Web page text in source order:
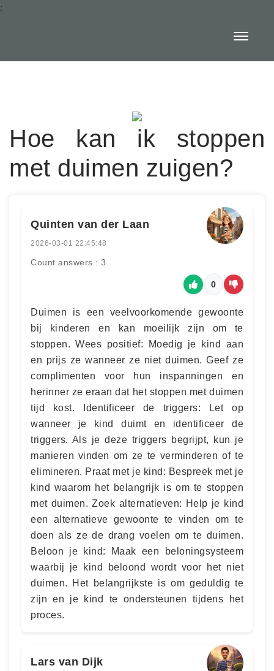
:
Hoe kan ik stoppen
met duimen zuigen?
Quinten van der Laan
2026-03-01 22:45:48
Count answers : 3
0
Duimen is een veelvoorkomende gewoonte
bij kinderen en kan moeilijk zijn om te
stoppen. Wees positief: Moedig je kind aan
en prijs ze wanneer ze niet duimen. Geef ze
complimenten voor hun inspanningen en
herinner ze eraan dat het stoppen met duimen
tijd kost. Identificeer de triggers: Let op
wanneer je kind duimt en identificeer de
triggers. Als je deze triggers begrijpt, kun je
manieren vinden om ze te verminderen of te
elimineren. Praat met je kind: Bespreek met je
kind waarom het belangrijk is om te stoppen
met duimen. Zoek alternatieven: Help je kind
een alternatieve gewoonte te vinden om te
doen als ze de drang voelen om te duimen.
Beloon je kind: Maak een beloningsysteem
waarbij je kind beloond wordt voor het niet
duimen. Het belangrijkste is om geduldig te
zijn en je kind te ondersteunen tijdens het
proces.
Lars van Dijk